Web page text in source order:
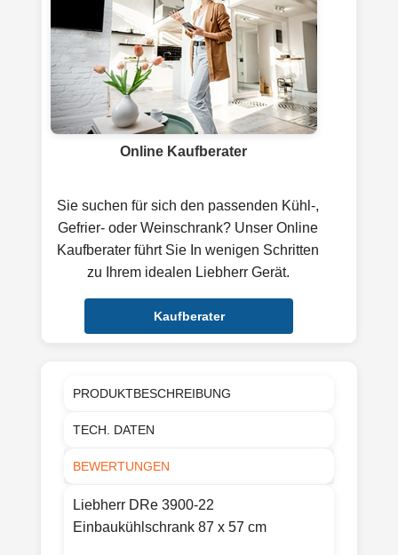
Online Kaufberater
Sie suchen für sich den passenden Kühl-,
Gefrier- oder Weinschrank? Unser Online
Kaufberater führt Sie In wenigen Schritten
zu Ihrem idealen Liebherr Gerät.
Kaufberater
PRODUKTBESCHREIBUNG
TECH. DATEN
BEWERTUNGEN
Liebherr DRe 3900-22
Einbaukühlschrank 87 x 57 cm